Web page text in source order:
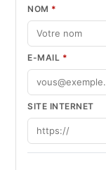
NOM *
E-MAIL *
SITE INTERNET